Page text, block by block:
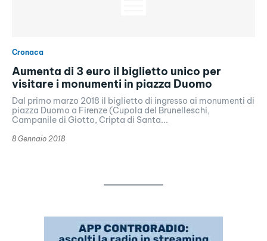
Cronaca
Aumenta di 3 euro il biglietto unico per
visitare i monumenti in piazza Duomo
Dal primo marzo 2018 il biglietto di ingresso ai monumenti di
piazza Duomo a Firenze (Cupola del Brunelleschi,
Campanile di Giotto, Cripta di Santa...
8 Gennaio 2018